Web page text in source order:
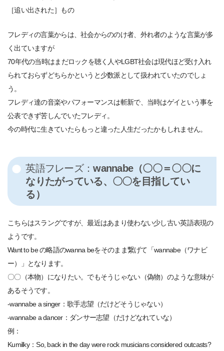
［追い出された］もの
フレディの言葉からは、社会からののけ者、外れ者のような言葉が多
く出ていますが
70年代の当時はまだロックを聴く人やLGBT社会は現代ほど受け入れ
られておらずどちらかというと少数派として扱われていたのでしょ
う。
フレディ達の音楽やパフォーマンスは斬新で、当時はゲイという事を
公表できず苦しんでいたフレディ。
今の時代に生きていたらもっと違った人生だったかもしれません。
英語フレーズ：wannabe（〇〇＝〇〇に
なりたがっている、〇〇を目指してい
る）
こちらはスラングですが、最近はあまり使わない少し古い英語表現の
ようです。
Want to be の略語のwanna beをそのまま繋げて「wannabe（ワナビ
ー）」となります。
〇〇（本物）になりたい。でもそうじゃない（偽物）のような意味が
あるそうです。
-wannabe a singer：歌手志望（だけどそうじゃない）
-wannabe a dancer：ダンサー志望（だけどなれていな）
例：
Kumilky：So, back in the day were rock musicians considered outcasts?